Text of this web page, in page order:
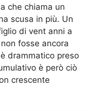
che chiama un
scusa in più. Un
di vent anni a
fosse ancora
drammatico preso
è però ciò
crescente